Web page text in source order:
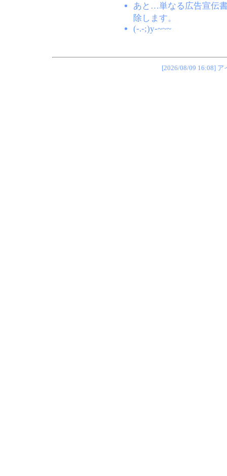
あと…単なる広告宣伝
除します。
(-.-;)y-~~~
[2026/08/09 16:08]